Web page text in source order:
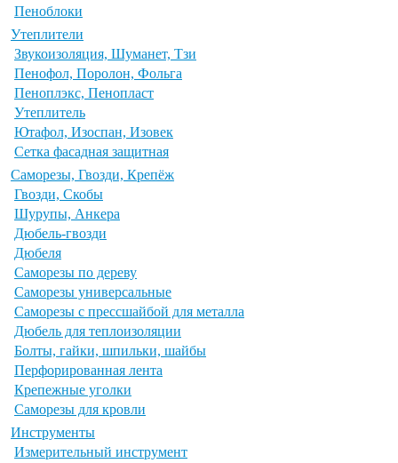
Пеноблоки
Утеплители
Звукоизоляция, Шуманет, Тзи
Пенофол, Поролон, Фольга
Пеноплэкс, Пенопласт
Утеплитель
Ютафол, Изоспан, Изовек
Сетка фасадная защитная
Саморезы, Гвозди, Крепёж
Гвозди, Скобы
Шурупы, Анкера
Дюбель-гвозди
Дюбеля
Саморезы по дереву
Саморезы универсальные
Саморезы с прессшайбой для металла
Дюбель для теплоизоляции
Болты, гайки, шпильки, шайбы
Перфорированная лента
Крепежные уголки
Саморезы для кровли
Инструменты
Измерительный инструмент